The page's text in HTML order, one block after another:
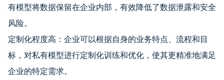
有模型将数据保留在企业内部，有效降低了数据泄露和安全
风险。
定制化程度高：企业可以根据自身的业务特点、流程和目
标，对私有模型进行定制化训练和优化，使其更精准地满足
企业的特定需求。